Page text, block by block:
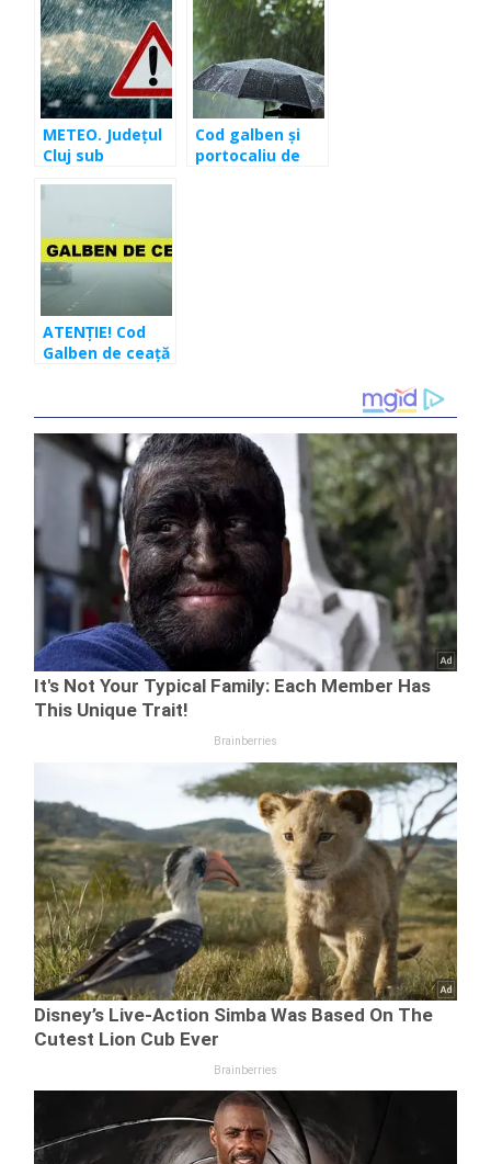
Cluj
METEO. Județul
Cluj sub
Cod galben și
portocaliu de
ATENȚIE! Cod
Galben de ceață
50 de metri